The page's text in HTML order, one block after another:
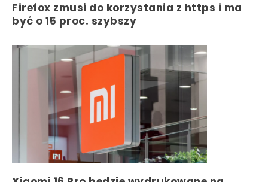
Firefox zmusi do korzystania z https i ma
być o 15 proc. szybszy